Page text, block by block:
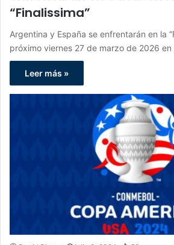
“Finalissima”
Argentina y España se enfrentarán en la
próximo viernes 27 de marzo de 2026
Leer más »